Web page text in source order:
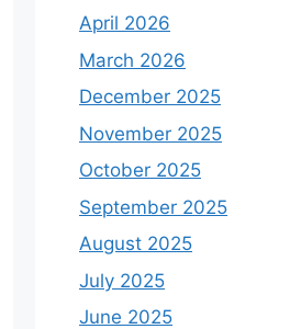
April 2026
March 2026
December 2025
November 2025
October 2025
September 2025
August 2025
July 2025
June 2025